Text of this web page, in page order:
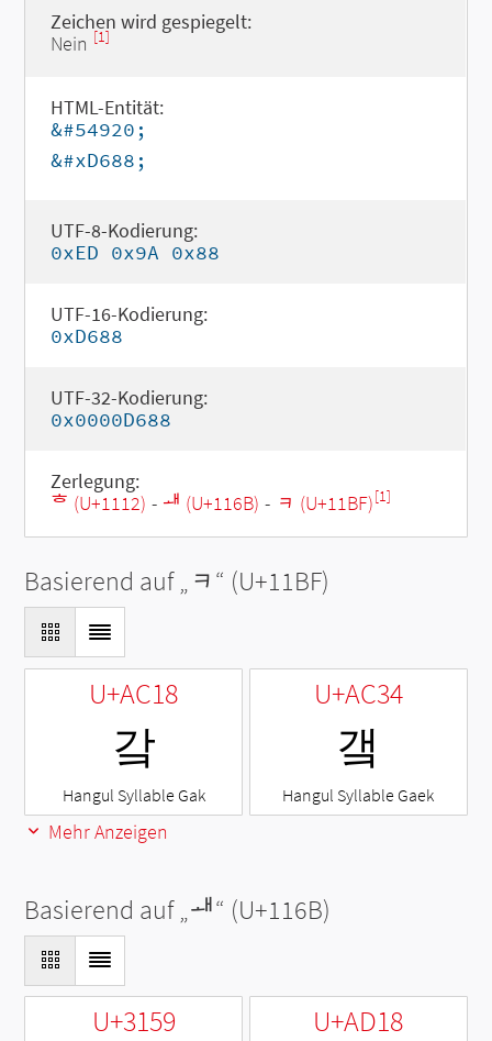
Zeichen wird gespiegelt:
Nein [1]
HTML-Entität:
&#54920;
&#xD688;
UTF-8-Kodierung:
0xED 0x9A 0x88
UTF-16-Kodierung:
0xD688
UTF-32-Kodierung:
0x0000D688
Zerlegung:
ᄒ (U+1112) - ᅫ (U+116B) - ᆿ (U+11BF)[1]
Basierend auf „ᆿ“ (U+11BF)
U+AC18
갘
Hangul Syllable Gak
U+AC34
갴
Hangul Syllable Gaek
Mehr Anzeigen
Basierend auf „ᅫ“ (U+116B)
U+3159 U+AD18